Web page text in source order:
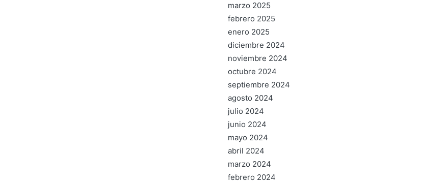
marzo 2025
febrero 2025
enero 2025
diciembre 2024
noviembre 2024
octubre 2024
septiembre 2024
agosto 2024
julio 2024
junio 2024
mayo 2024
abril 2024
marzo 2024
febrero 2024